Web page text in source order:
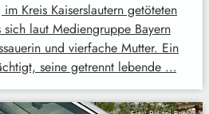
Kreis Kaiserslautern getöteten
sich laut Mediengruppe Bayern
und vierfache Mutter. Ein
seine getrennt lebende …